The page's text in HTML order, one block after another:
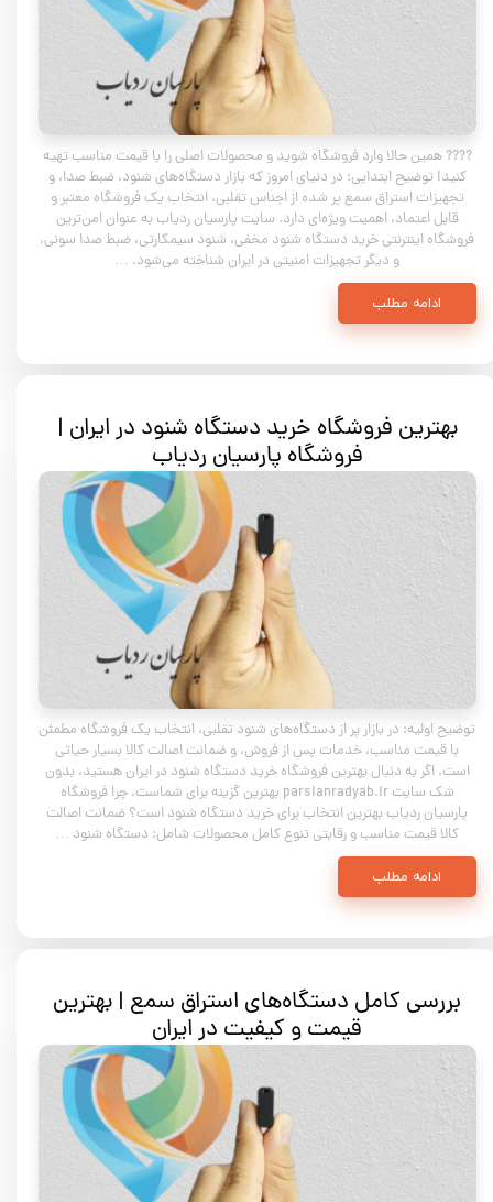
???? همین حالا وارد فروشگاه شوید و محصولات اصلی را با قیمت مناسب تهیه
کنید! توضیح ابتدایی: در دنیای امروز که بازار دستگاه‌های شنود، ضبط صدا، و
تجهیزات استراق سمع پر شده از اجناس تقلبی، انتخاب یک فروشگاه معتبر و
قابل اعتماد، اهمیت ویژه‌ای دارد. سایت پارسیان ردیاب به عنوان امن‌ترین
فروشگاه اینترنتی خرید دستگاه شنود مخفی، شنود سیمکارتی، ضبط صدا سونی،
و دیگر تجهیزات امنیتی در ایران شناخته می‌شود. …
ادامه مطلب
بهترین فروشگاه خرید دستگاه شنود در ایران |
فروشگاه پارسیان ردیاب
توضیح اولیه: در بازار پر از دستگاه‌های شنود تقلبی، انتخاب یک فروشگاه مطمئن
با قیمت مناسب، خدمات پس از فروش، و ضمانت اصالت کالا بسیار حیاتی
است. اگر به دنبال بهترین فروشگاه خرید دستگاه شنود در ایران هستید، بدون
شک سایت parsianradyab.ir بهترین گزینه برای شماست. چرا فروشگاه
پارسیان ردیاب بهترین انتخاب برای خرید دستگاه شنود است؟ ضمانت اصالت
کالا قیمت مناسب و رقابتی تنوع کامل محصولات شامل: دستگاه شنود …
ادامه مطلب
بررسی کامل دستگاه‌های استراق سمع | بهترین
قیمت و کیفیت در ایران